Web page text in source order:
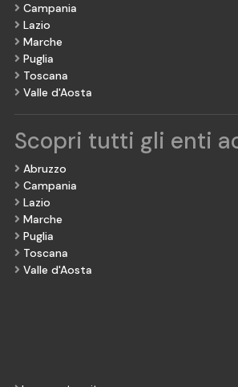
Campania
Lazio
Marche
Puglia
Toscana
Valle d'Aosta
Scopri tutti gli enti
Abruzzo
Campania
Lazio
Marche
Puglia
Toscana
Valle d'Aosta